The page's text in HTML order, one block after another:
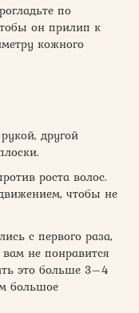
по
он прилип к
кожного
другой
роста волос.
чтобы не
с первого раза,
не понравится
это больше 3–4
большое